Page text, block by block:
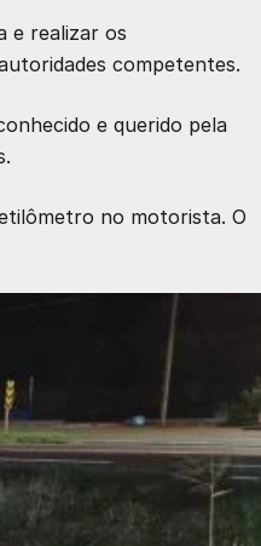
e realizar os
competentes.
e querido pela
no motorista. O